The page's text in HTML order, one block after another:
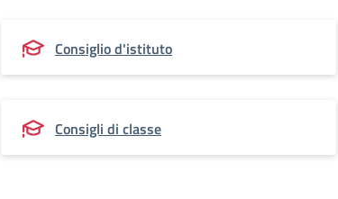
Consiglio d'istituto
Consigli di classe